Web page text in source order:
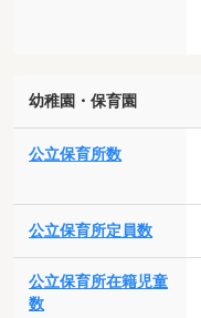
幼稚園・保育園
公立保育所数
公立保育所定員数
公立保育所在籍児童
数